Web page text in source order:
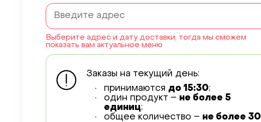
Выберите адрес и дату доставки, тогда мы сможем
показать вам актуальное меню
Заказы на текущий день:
принимаются до 15:30;
один продукт – не более 5
единиц;
общее количество – не более 30